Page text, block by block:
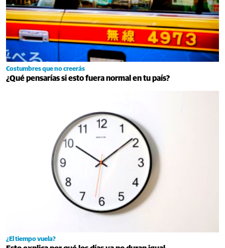
Costumbres que no creerás
¿Qué pensarías si esto fuera normal en tu país?
¿El tiempo vuela?